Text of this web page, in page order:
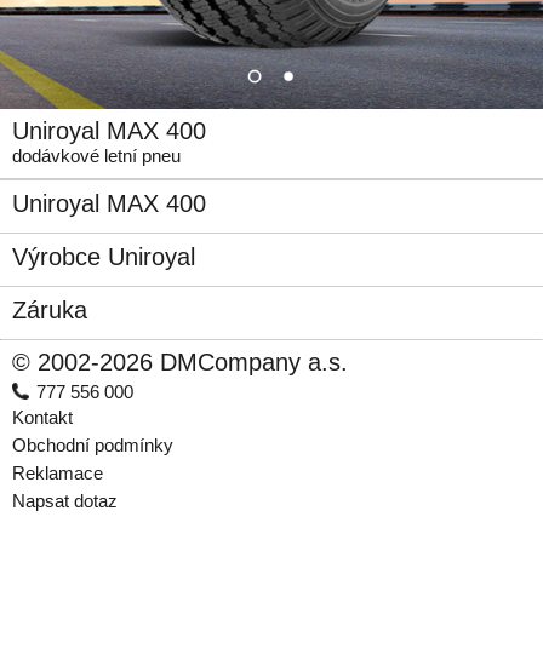
Uniroyal MAX 400
dodávkové letní pneu
Uniroyal MAX 400
Výrobce Uniroyal
Záruka
© 2002-2026 DMCompany a.s.
777 556 000
Kontakt
Obchodní podmínky
Reklamace
Napsat dotaz